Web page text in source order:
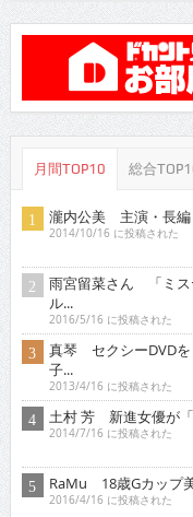
月間TOP10 総合
瀧内公美 主演・長編
2014/10/16 に投稿された
雨宮留菜さん 「ミス
ル...
2016/5/16 に投稿された
真琴 セクシーDVDを
子...
2013/4/16 に投稿された
土村 芳 新進女優が
2014/7/16 に投稿された
RaMu 18歳Gカップ
2016/4/16 に投稿された